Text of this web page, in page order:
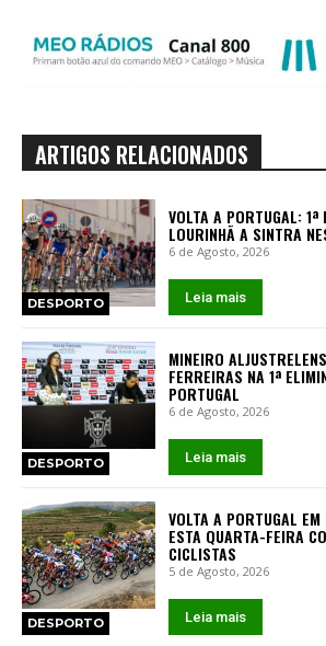
ARTIGOS RELACIONADOS
DESPORTO
VOLTA A PORTUGAL: 1ª
LOURINHÃ A SINTRA
6 de Agosto, 2026
Leia mais
DESPORTO
MINEIRO
FERREIRAS NA 1ª
PORTUGAL
6 de Agosto, 2026
Leia mais
DESPORTO
VOLTA A PORTUGAL
ESTA QUARTA-FEIRA
CICLISTAS
5 de Agosto, 2026
Leia mais